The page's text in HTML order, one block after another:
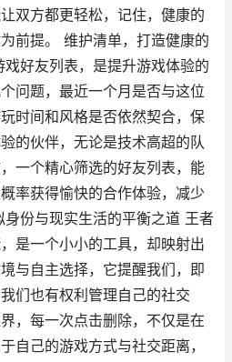
双方都更轻松，记住，健康的
前提。 维护清单，打造健康的
好友列表，是提升游戏体验的
问题，最近一个月是否与这位
时间和风格是否依然契合，保
的伙伴，无论是技术高超的队
一个精心筛选的好友列表，能
率获得愉快的合作体验，减少
份与现实生活的平衡之道 王者
是一个小小的工具，却映射出
与自主选择，它提醒我们，即
们也有权利管理自己的社交
，每一次点击删除，不仅是在
自己的游戏方式与社交距离，